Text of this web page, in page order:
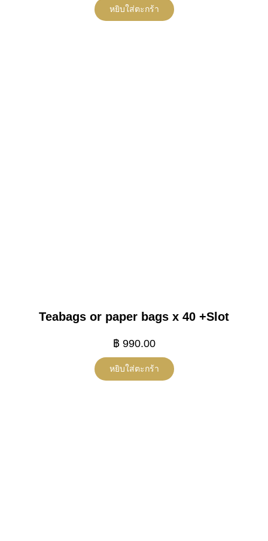
หยิบใส่ตะกร้า
Teabags or paper bags x 40 +Slot
฿990.00
หยิบใส่ตะกร้า